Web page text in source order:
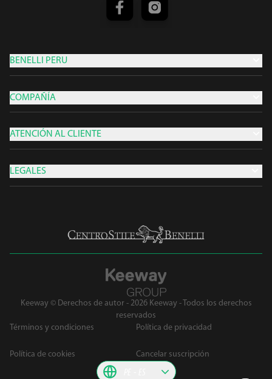
BENELLI PERU
COMPAÑÍA
ATENCIÓN AL CLIENTE
LEGALES
Keeway © Derechos de autor - 2026 Keeway - Todos los derechos
reservados
Términos y condiciones
Política de privacidad
Política de cookies Cancelar suscripción